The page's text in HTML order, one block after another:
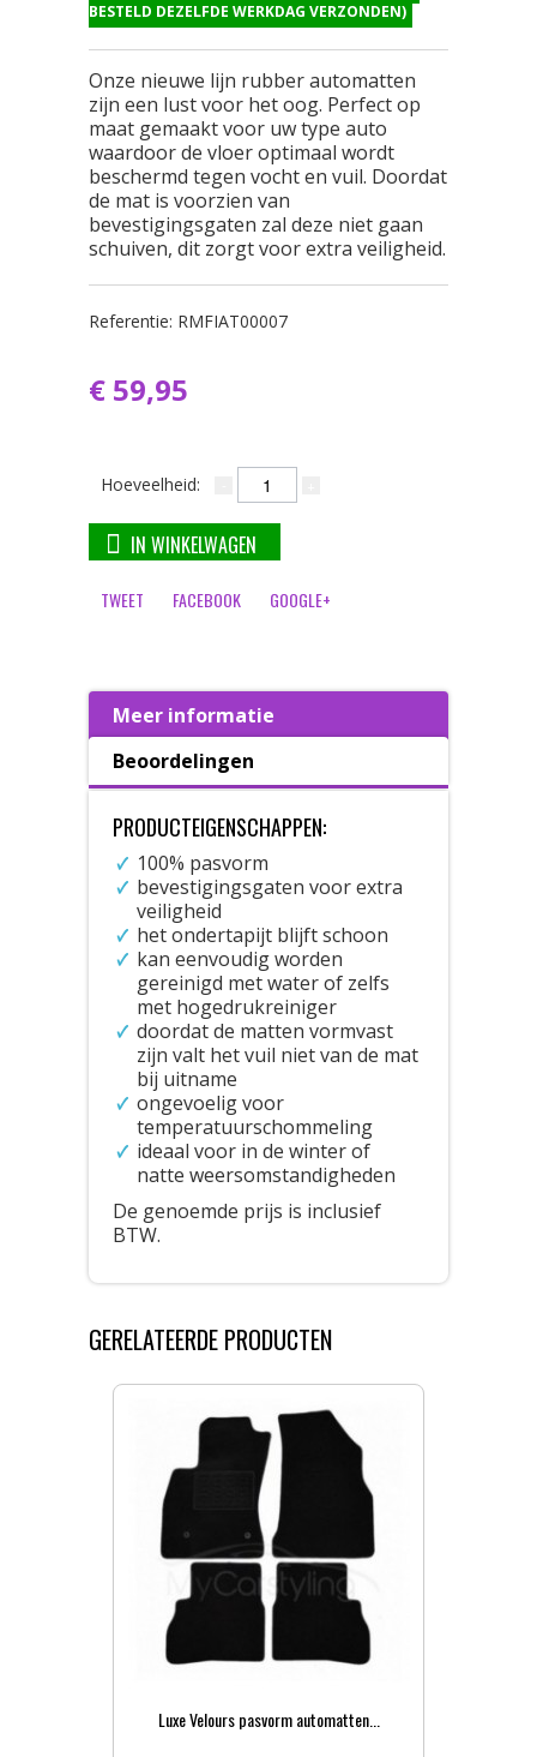
BESTELD DEZELFDE WERKDAG VERZONDEN)
Onze nieuwe lijn rubber automatten
zijn een lust voor het oog. Perfect op
maat gemaakt voor uw type auto
waardoor de vloer optimaal wordt
beschermd tegen vocht en vuil. Doordat
de mat is voorzien van
bevestigingsgaten zal deze niet gaan
schuiven, dit zorgt voor extra veiligheid.
Referentie: RMFIAT00007
€ 59,95
Hoeveelheid:
IN WINKELWAGEN
TWEET FACEBOOK GOOGLE+
Meer informatie
Beoordelingen
PRODUCTEIGENSCHAPPEN:
100% pasvorm
bevestigingsgaten voor extra
veiligheid
het ondertapijt blijft schoon
kan eenvoudig worden
gereinigd met water of zelfs
met hogedrukreiniger
doordat de matten vormvast
zijn valt het vuil niet van de mat
bij uitname
ongevoelig voor
temperatuurschommeling
ideaal voor in de winter of
natte weersomstandigheden
De genoemde prijs is inclusief
BTW.
GERELATEERDE PRODUCTEN
Luxe Velours pasvorm automatten...